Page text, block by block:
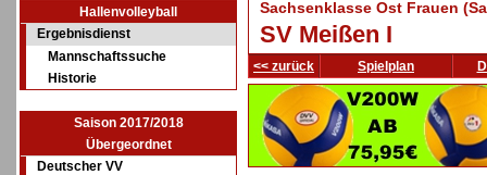
Hallenvolleyball
Ergebnisdienst
Mannschaftssuche
Historie
Saison 2017/2018
Übergeordnet
Deutscher VV
Sachsenklasse Ost Frauen
SV Meißen I
<< zurück Spielplan